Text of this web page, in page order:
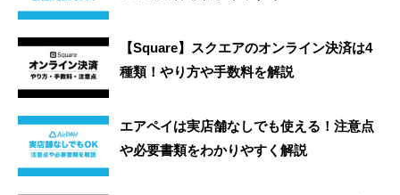
【Square】スクエアのオンライン決済は4
種類！やり方や手数料を解説
エアペイは実店舗なしでも使える！注意点
や必要書類をわかりやすく解説